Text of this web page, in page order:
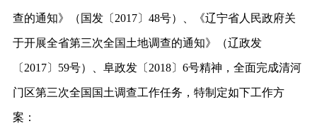
查的通知》（国发〔2017〕48号）、《辽宁省人民政府关
于开展全省第三次全国土地调查的通知》（辽政发
〔2017〕59号）、 阜政发〔 2018〕6号精神，全面完成清河
门区第三次全国国土调查工作任务，特制定如下工作方
案：